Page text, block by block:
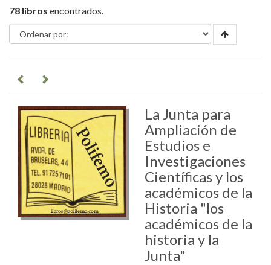
78 libros encontrados.
La Junta para
Ampliación de
Estudios e
Investigaciones
Científicas y los
académicos de la
Historia "los
académicos de la
historia y la
Junta"